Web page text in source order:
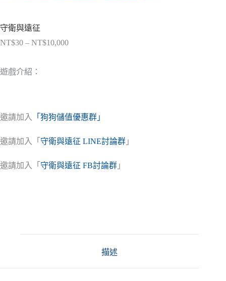
守衛與遠征
NT$30 – NT$10,000價
NT$10,000
遊戲介紹：
邀請加入 「狗狗儲值優惠群」
邀請加入「 守衛與遠征 LINE討論群 」
邀請加入「 守衛與遠征 FB討論群 」
描述